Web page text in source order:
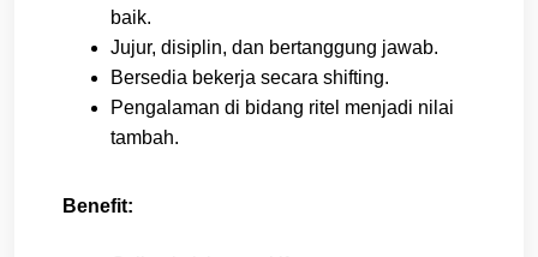
baik.
Jujur, disiplin, dan bertanggung jawab.
Bersedia bekerja secara shifting.
Pengalaman di bidang ritel menjadi nilai
tambah.
Benefit: